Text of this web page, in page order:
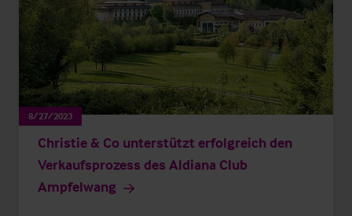
8/27/2023
Christie & Co unterstützt erfolgreich den
Verkaufsprozess des Aldiana Club
Ampfelwang